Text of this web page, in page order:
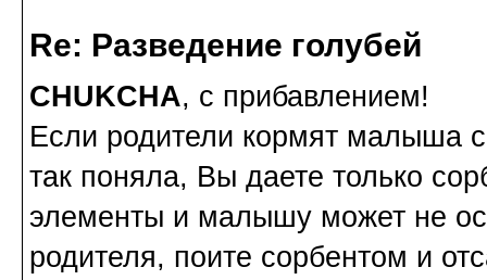
Re: Разведение голубей
CHUKCHA, с прибавлением!
Если родители кормят малыша
так поняла, Вы даете только
элементы и малышу может не
родителя, поите сорбентом и